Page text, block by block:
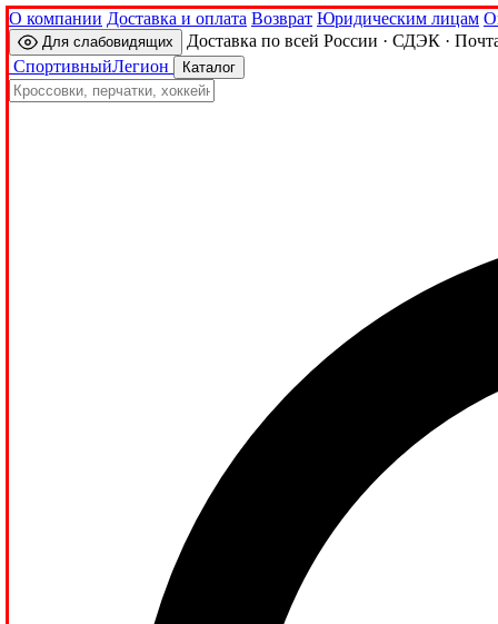
О компании Доставка и оплата Возврат Юридическим лицам
Для слабовидящих
Доставка по всей России · СДЭК ·
СпортивныйЛегион Каталог